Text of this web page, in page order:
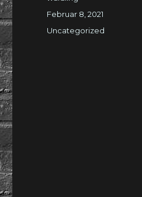
Veröffentlicht
Februar 8, 2021
Kategorien
Uncategorized